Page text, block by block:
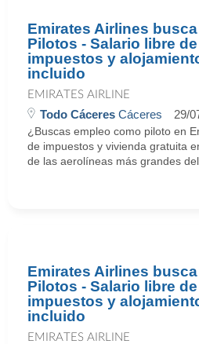
Emirates Airlines busca
Pilotos - Salario libre de
impuestos y
incluido
EMIRATES AIRLINE
Todo Cáceres Cáceres 29/
¿Buscas empleo como piloto en
de impuestos y vivienda gratuita
de las aerolíneas más grandes del
Emirates Airlines busca
Pilotos - Salario libre de
impuestos y
incluido
EMIRATES AIRLINE